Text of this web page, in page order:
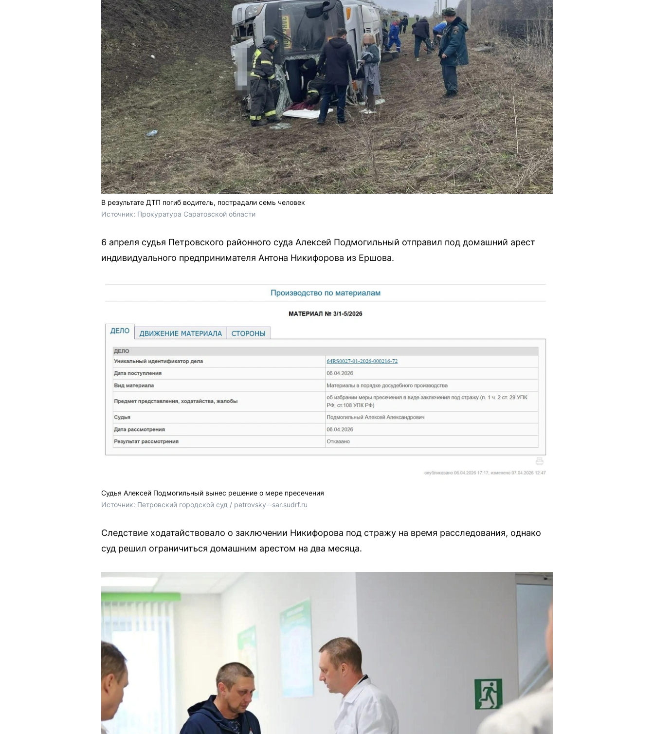
В результате ДТП погиб водитель, пострадали семь человек
Источник: Прокуратура Саратовской области
6 апреля судья Петровского районного суда Алексей Подмогильный отправил под домашний арест
индивидуального предпринимателя Антона Никифорова из Ершова.
Судья Алексей Подмогильный вынес решение о мере пресечения
Источник: Петровский городской суд / petrovsky--sar.sudrf.ru
Следствие ходатайствовало о заключении Никифорова под стражу на время расследования, однако
суд решил ограничиться домашним арестом на два месяца.